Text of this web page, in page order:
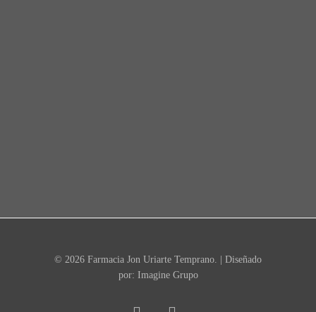
© 2026 Farmacia Jon Uriarte Temprano. | Diseñado
por: Imagine Grupo